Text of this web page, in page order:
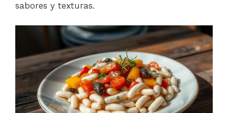
sabores y texturas.